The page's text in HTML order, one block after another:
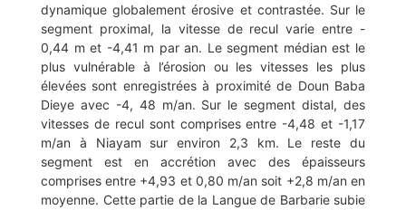
dynamique globalement érosive et contrastée. Sur le
segment proximal, la vitesse de recul varie entre -
0,44 m et -4,41 m par an. Le segment médian est le
plus vulnérable à l’érosion ou les vitesses les plus
élevées sont enregistrées à proximité de Doun Baba
Dieye avec -4, 48 m/an. Sur le segment distal, des
vitesses de recul sont comprises entre -4,48 et -1,17
m/an à Niayam sur environ 2,3 km. Le reste du
segment est en accrétion avec des épaisseurs
comprises entre +4,93 et 0,80 m/an soit +2,8 m/an en
moyenne. Cette partie de la Langue de Barbarie subie